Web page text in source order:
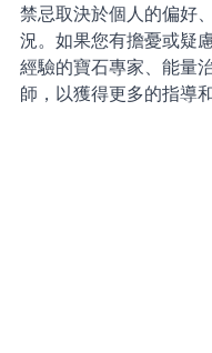
禁忌取決於個人的偏好
況。如果您有擔憂或疑
經驗的寶石專家、能量
師，以獲得更多的指導和